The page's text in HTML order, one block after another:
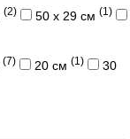
(2) 50 х 29 см (1)
(7) 20 см (1)
30